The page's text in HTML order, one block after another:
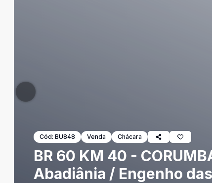
Cód: BU848 Venda Chácara
BR 60 KM 40 -
Abadiânia / Engenho